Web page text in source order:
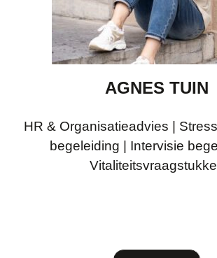
AGNES TUIN
HR & Organisatieadvies |
begeleiding | Intervisie